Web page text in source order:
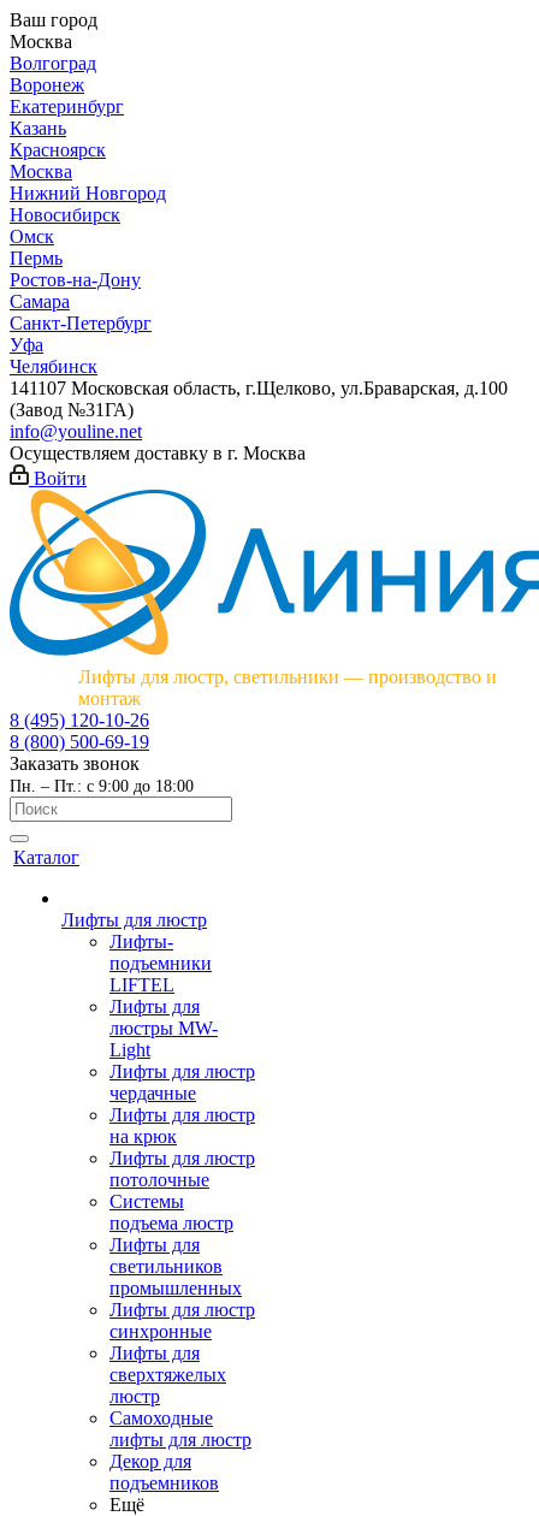
Ваш город
Москва
Волгоград
Воронеж
Екатеринбург
Казань
Красноярск
Москва
Нижний Новгород
Новосибирск
Омск
Пермь
Ростов-на-Дону
Самара
Санкт-Петербург
Уфа
Челябинск
141107 Московская область, г.Щелково, ул.Браварская, д.100
(Завод №31ГА)
info@youline.net
Осуществляем доставку в г. Москва
Войти
Лифты для люстр, светильники — производство и
монтаж
8 (495) 120-10-26
8 (800) 500-69-19
Заказать звонок
Пн. – Пт.: с 9:00 до 18:00
Каталог
Лифты для люстр
Лифты-
подъемники
LIFTEL
Лифты для
люстры MW-
Light
Лифты для люстр
чердачные
Лифты для люстр
на крюк
Лифты для люстр
потолочные
Системы
подъема люстр
Лифты для
светильников
промышленных
Лифты для люстр
синхронные
Лифты для
сверхтяжелых
люстр
Самоходные
лифты для люстр
Декор для
подъемников
Ещё